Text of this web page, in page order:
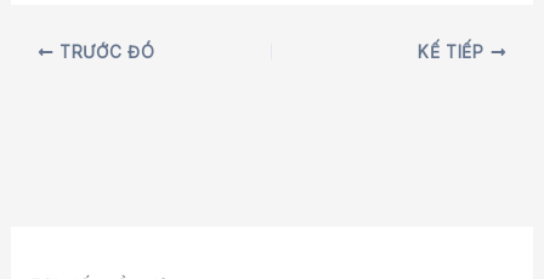
TRƯỚC ĐÓ KẾ TIẾP